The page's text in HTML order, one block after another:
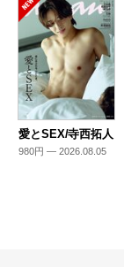
愛とSEX/寺西拓人
980円 — 2026.08.05